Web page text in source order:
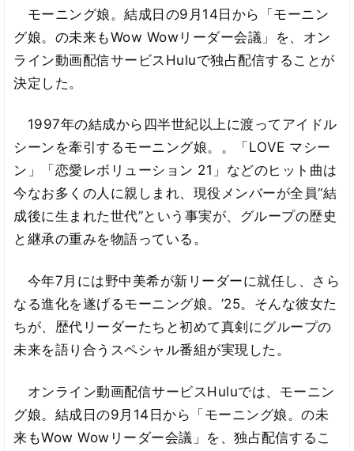
モーニング娘。結成日の9月14日から「モーニン
グ娘。の未来もWow Wowリーダー会議」を、オン
ライン動画配信サービスHuluで独占配信することが
決定した。
1997年の結成から四半世紀以上に渡ってアイドル
シーンを牽引するモーニング娘。。「LOVE マシー
ン」「恋愛レボリューション 21」などのヒット曲は
今なお多くの人に親しまれ、現役メンバーが全員“結
成後に生まれた世代”という事実が、グループの歴史
と継承の重みを物語っている。
今年7月には野中美希が新リーダーに就任し、さら
なる進化を遂げるモーニング娘。’25。そんな彼女た
ちが、歴代リーダーたちと初めて真剣にグループの
未来を語り合うスペシャル番組が実現した。
オンライン動画配信サービスHuluでは、モーニン
グ娘。結成日の9月14日から「モーニング娘。の未
来もWow Wowリーダー会議」を、独占配信するこ